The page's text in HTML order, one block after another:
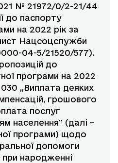
№ 21972/0/2-21/44
до паспорту
на 2022 рік за
Нацсоцслужби
04-5/21520/577).
до
програми на 2022
,,Виплата деяких
грошового
послуг
населення” (далі –
програми) щодо
допомоги
народженні